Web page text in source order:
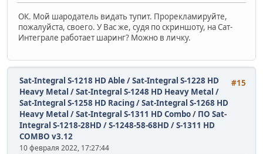
ОК. Мой шародатель видать тупит. Прорекламируйте,
пожалуйста, своего. У Вас же, судя по скриншоту, на Сат-
Интеграле работает шаринг? Можно в личку.
#15
Sat-Integral S-1218 HD Able / Sat-Integral S-1228 HD
Heavy Metal / Sat-Integral S-1248 HD Heavy Metal /
Sat-Integral S-1258 HD Racing / Sat-Integral S-1268 HD
Heavy Metal / Sat-Integral S-1311 HD Combo/ ПО Sat-
Integral S-1218-28HD / S-1248-58-68HD / S-1311 HD
COMBO v3.12
10 февраля 2022, 17:27:44